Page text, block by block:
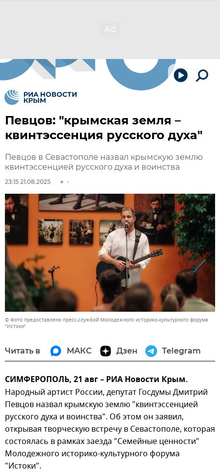
Певцов: "крымская земля –
квинтэссенция русского духа"
Певцов в Севастополе назвал крымскую землю
квинтэссенцией русского духа и воинства
23:15 21.08.2025
© Фото предоставлено пресс-службой Молодежного историко-культурного форума
"Истоки"
Читать в МАКС Дзен Telegram
СИМФЕРОПОЛЬ, 21 авг – РИА Новости Крым.
Народный артист России, депутат Госдумы Дмитрий
Певцов назвал крымскую землю "квинтэссенцией
русского духа и воинства". Об этом он заявил,
открывая творческую встречу в Севастополе, которая
состоялась в рамках заезда "Семейные ценности"
Молодежного историко-культурного форума
"Истоки".